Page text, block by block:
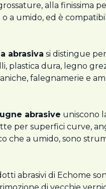
alla finissima
o a umido, ed è
abrasiva si distingue
plastica dura, legno
falegnamerie e
abrasive uniscono
per superfici curve,
che a umido, sono
abrasivi di Echome